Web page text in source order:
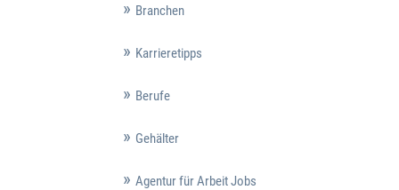
Branchen
Karrieretipps
Berufe
Gehälter
Agentur für Arbeit Jobs